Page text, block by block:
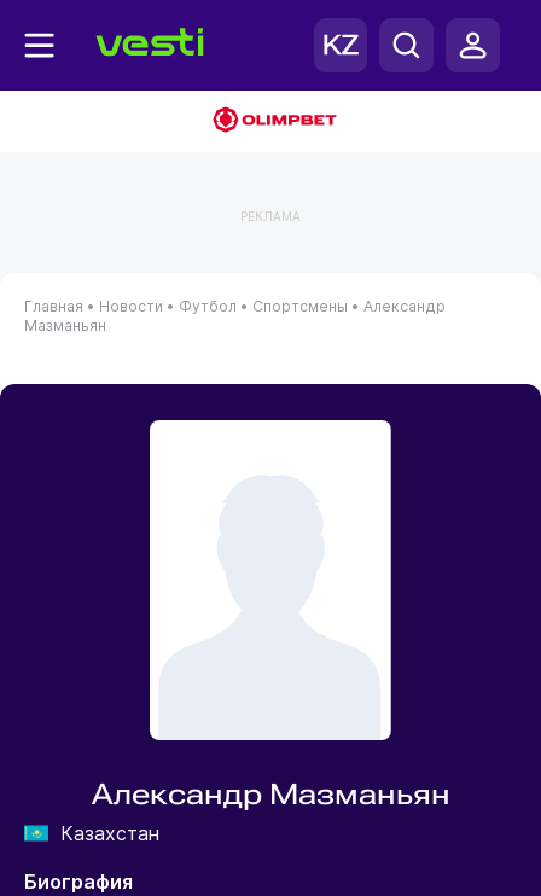
РЕКЛАМА
Главная • Новости • Футбол • Спортсмены • Александр
Мазманьян
Александр Мазманьян
Казахстан
Биография